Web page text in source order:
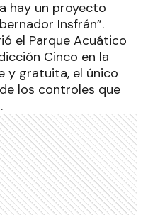
hay un proyecto
Insfrán”.
el Parque Acuático
Cinco en la
y gratuita, el único
los controles que